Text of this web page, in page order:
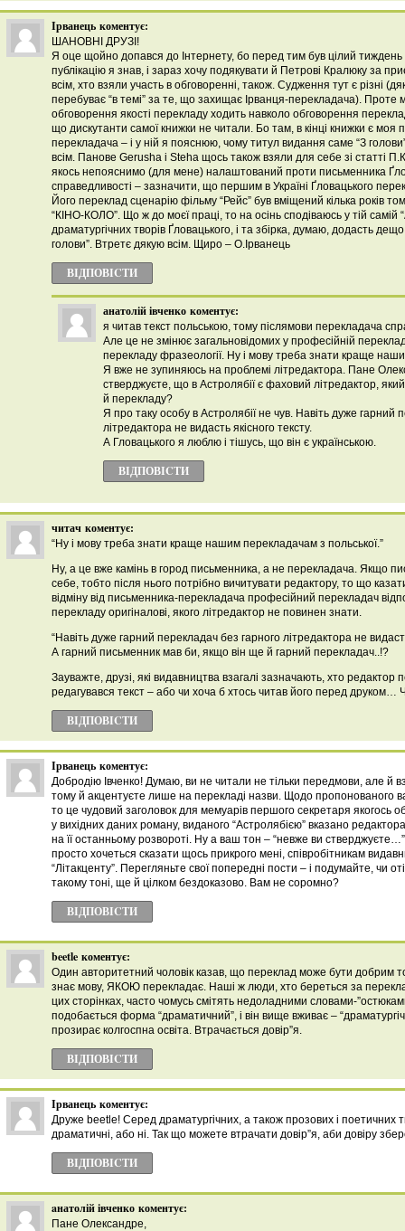
Ірванець коментує:
ШАНОВНІ ДРУЗІ!
Я оце щойно допався до Інтернету, бо перед тим був цілий тиждень
публікацію я знав, і зараз хочу подякувати й Петрові Кралюку за
всім, хто взяли участь в обговоренні, також. Судження тут є різні
перебуває “в темі” за те, що захищає Ірванця-перекладача). Проте
обговорення якості перекладу ходить навколо обговорення
що дискутанти самої книжки не читали. Бо там, в кінці книжки є моя
перекладача – і у ній я пояснюю, чому титул видання саме “З
всім. Панове Gerusha і Steha щось також взяли для себе зі статті
якось непояснимо (для мене) налаштований проти письменника
справедливості – зазначити, що першим в Україні Ґловацького
Його переклад сценарію фільму “Рейс” був вміщений кілька років
“КІНО-КОЛО”. Що ж до моєї праці, то на осінь сподіваюсь у тій самій
драматургічних творів Ґловацького, і та збірка, думаю, додасть
голови”. Втретє дякую всім. Щиро – О.Ірванець
ВІДПОВІCТИ
анатолій івченко коментує:
я читав текст польською, тому післямови перекладача
Але це не змінює загальновідомих у професійній
перекладу фразеології. Ну і мову треба знати краще
Я вже не зупиняюсь на проблемі літредактора. Пане
стверджуєте, що в Астролябії є фаховий літредактор,
й перекладу?
Я про таку особу в Астролябії не чув. Навіть дуже гарний
літредактора не видасть якісного тексту.
А Гловацького я люблю і тішусь, що він є українською.
ВІДПОВІCТИ
читач коментує:
“Ну і мову треба знати краще нашим перекладачам з польської.”
Ну, а це вже камінь в город письменника, а не перекладача. Якщо
себе, тобто після нього потрібно вичитувати редактору, то що
відміну від письменника-перекладача професійний перекладач
перекладу оригіналові, якого літредактор не повинен знати.
“Навіть дуже гарний перекладач без гарного літредактора не
А гарний письменник мав би, якщо він ще й гарний перекладач..!?
Зауважте, друзі, які видавництва взагалі зазначають, хто редактор
редагувався текст – або чи хоча б хтось читав його перед
ВІДПОВІCТИ
Ірванець коментує:
Добродію Івченко! Думаю, ви не читали не тільки передмови, але й
тому й акцентуєте лише на перекладі назви. Щодо пропонованого
то це чудовий заголовок для мемуарів першого секретаря якогось
у вихідних даних роману, виданого “Астролябією” вказано
на її останньому розвороті. Ну а ваш тон – “невже ви
просто хочеться сказати щось прикрого мені, співробітникам
“Літакценту”. Перегляньте свої попередні пости – і подумайте, чи
такому тоні, ще й цілком бездоказово. Вам не соромно?
ВІДПОВІCТИ
beetle коментує:
Один авторитетний чоловік казав, що переклад може бути добрим
знає мову, ЯКОЮ перекладає. Наші ж люди, хто береться за
цих сторінках, часто чомусь смітять недоладними словами-
подобається форма “драматичний”, і він вище вживає –
прозирає колгоспна освіта. Втрачається довір”я.
ВІДПОВІCТИ
Ірванець коментує:
Друже beetle! Серед драматургічних, а також прозових і поетичних
драматичні, або ні. Так що можете втрачати довір”я, аби довіру
ВІДПОВІCТИ
aнатолій івченко коментує:
Пане Олександре,